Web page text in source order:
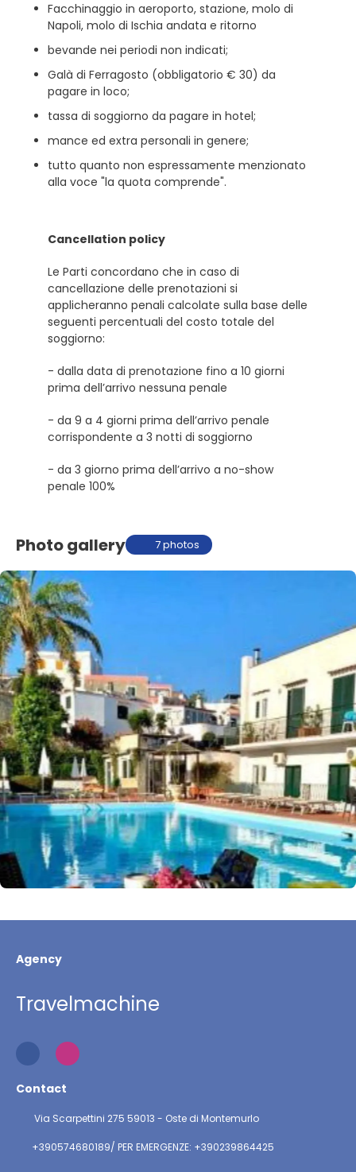
Facchinaggio in aeroporto, stazione, molo di
Napoli, molo di Ischia andata e ritorno
bevande nei periodi non indicati;
Galà di Ferragosto (obbligatorio € 30) da
pagare in loco;
tassa di soggiorno da pagare in hotel;
mance ed extra personali in genere;
tutto quanto non espressamente menzionato
alla voce "la quota comprende".
Cancellation policy
Le Parti concordano che in caso di
cancellazione delle prenotazioni si
applicheranno penali calcolate sulla base delle
seguenti percentuali del costo totale del
soggiorno:
- dalla data di prenotazione fino a 10 giorni
prima dell’arrivo nessuna penale
- da 9 a 4 giorni prima dell’arrivo penale
corrispondente a 3 notti di soggiorno
- da 3 giorno prima dell’arrivo a no-show
penale 100%
Photo gallery 7 photos
Agency
Travelmachine
Contact
Via Scarpettini 275 59013 - Oste di Montemurlo
+390574680189/ PER EMERGENZE: +390239864425